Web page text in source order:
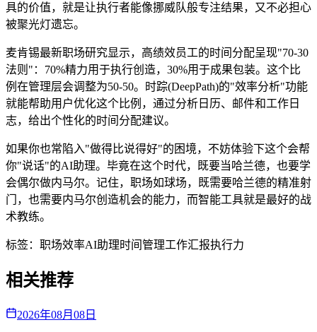
具的价值，就是让执行者能像挪威队般专注结果，又不必担心
被聚光灯遗忘。
麦肯锡最新职场研究显示，高绩效员工的时间分配呈现"70-30
法则"：70%精力用于执行创造，30%用于成果包装。这个比
例在管理层会调整为50-50。时踪(DeepPath)的"效率分析"功能
就能帮助用户优化这个比例，通过分析日历、邮件和工作日
志，给出个性化的时间分配建议。
如果你也常陷入"做得比说得好"的困境，不妨体验下这个会帮
你"说话"的AI助理。毕竟在这个时代，既要当哈兰德，也要学
会偶尔做内马尔。记住，职场如球场，既需要哈兰德的精准射
门，也需要内马尔创造机会的能力，而智能工具就是最好的战
术教练。
标签： 职场效率AI助理时间管理工作汇报执行力
相关推荐
2026年08月08日